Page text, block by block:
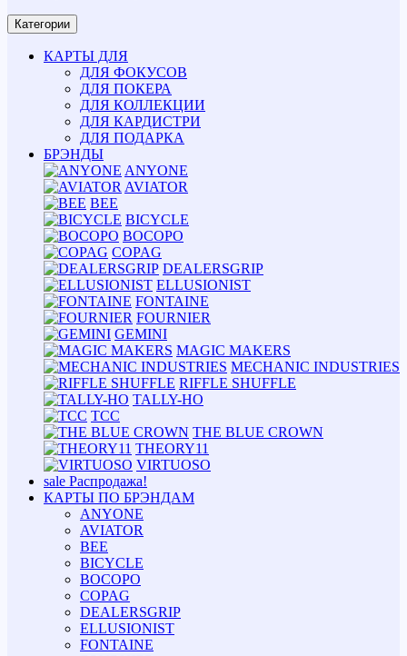
Категории
КАРТЫ ДЛЯ
ДЛЯ ФОКУСОВ
ДЛЯ ПОКЕРА
ДЛЯ КОЛЛЕКЦИИ
ДЛЯ КАРДИСТРИ
ДЛЯ ПОДАРКА
БРЭНДЫ
ANYONE
AVIATOR
BEE
BICYCLE
BOCOPO
COPAG
DEALERSGRIP
ELLUSIONIST
FONTAINE
FOURNIER
GEMINI
MAGIC MAKERS
MECHANIC INDUSTRIES
RIFFLE SHUFFLE
TALLY-HO
TCC
THE BLUE CROWN
THEORY11
VIRTUOSO
sale Распродажа!
КАРТЫ ПО БРЭНДАМ
ANYONE
AVIATOR
BEE
BICYCLE
BOCOPO
COPAG
DEALERSGRIP
ELLUSIONIST
FONTAINE